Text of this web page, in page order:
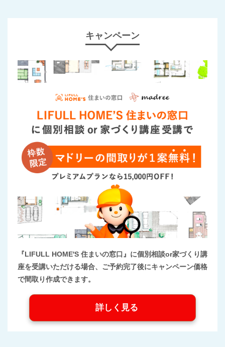
キャンペーン
『LIFULL HOME'S 住まいの窓口』に個別相談or家づくり講
座を受講いただける場合、ご予約完了後にキャンペーン価格
で間取り作成できます。
詳しく見る